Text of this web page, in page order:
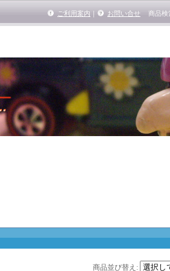
ご利用案内 ｜ お問い合せ 商品検
商品並び替え :